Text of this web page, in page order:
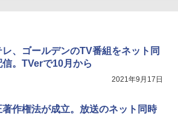
レ、ゴールデンのTV番組をネット同
信。TVerで10月から
2021年9月17日
著作権法が成立。放送のネット同時